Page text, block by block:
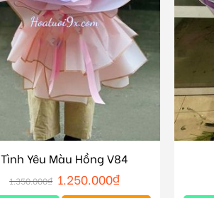
Tình Yêu Màu Hồng V84
1.350.000₫ 1.250.000₫